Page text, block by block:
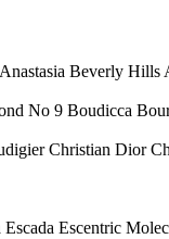
Beverly
No 9 Boudicca
Christian Dior
Escentric